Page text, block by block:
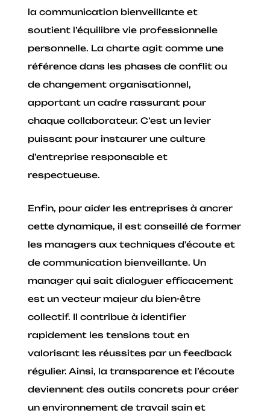
la communication bienveillante et
soutient l’équilibre vie professionnelle
personnelle. La charte agit comme une
référence dans les phases de conflit ou
de changement organisationnel,
apportant un cadre rassurant pour
chaque collaborateur. C’est un levier
puissant pour instaurer une culture
d’entreprise responsable et
respectueuse.
Enfin, pour aider les entreprises à ancrer
cette dynamique, il est conseillé de former
les managers aux techniques d’écoute et
de communication bienveillante. Un
manager qui sait dialoguer efficacement
est un vecteur majeur du bien-être
collectif. Il contribue à identifier
rapidement les tensions tout en
valorisant les réussites par un feedback
régulier. Ainsi, la transparence et l’écoute
deviennent des outils concrets pour créer
un environnement de travail sain et